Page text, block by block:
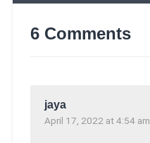
6 Comments
jaya
April 17, 2022 at 4:54 am